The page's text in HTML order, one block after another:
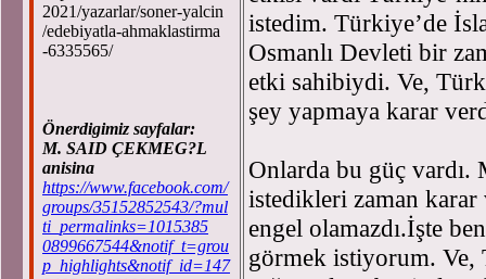
2021/yazarlar/soner-yalcin
/edebiyatla-ahmaklastirma
-6335565/
Önerdigimiz sayfalar:
M. SAID ÇEKMEG?L
anisina
https://www.facebook.com/
groups/35152852543/?mul
ti_permalinks=1015385
0899667544&notif_t=grou
p_highlights&notif_id=147
istedim. Türkiye’de
Osmanlı Devleti bir
etki sahibiydi. Ve,
şey yapmaya karar
Onlarda bu güç vardı.
istedikleri zaman
engel olamazdı.İşte
görmek istiyorum. Ve,